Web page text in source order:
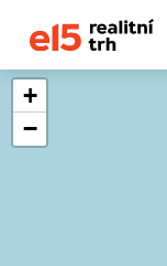
+
−